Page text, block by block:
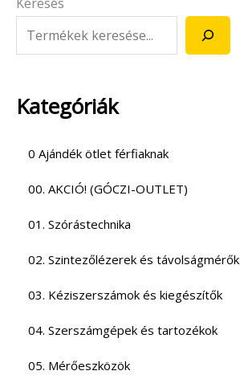
Kategóriák
0 Ajándék ötlet férfiaknak
00. AKCIÓ! (GÓCZI-OUTLET)
01. Szórástechnika
02. Szintezőlézerek és távolságmérők
03. Kéziszerszámok és kiegészítők
04. Szerszámgépek és tartozékok
05. Mérőeszközök